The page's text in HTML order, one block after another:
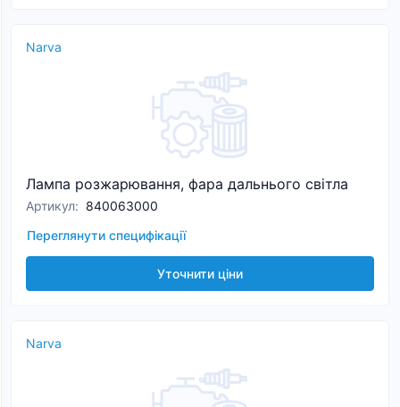
Narva
Лампа розжарювання, фара дальнього світла
Артикул: 840063000
Переглянути специфікації
Уточнити ціни
Narva